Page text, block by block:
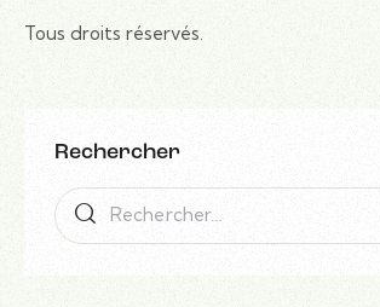
Tous droits réservés.
Rechercher